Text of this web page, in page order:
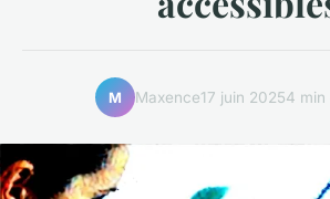
M Maxence17 juin 20254 min